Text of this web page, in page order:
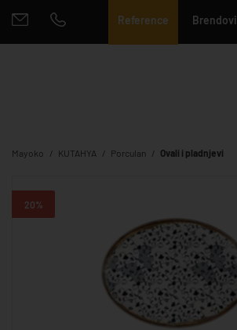
Reference Brendovi
Mayoko KUTAHYA Porculan Ovali i pladnjevi
20%